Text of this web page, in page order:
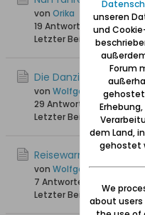
von Orika
19 Antworten
5.473 Hits0
Letzter Beitrag
Die Danziger
von Wolfgang
29 Antworten
36.471 Hits
Letzter Beitrag
Reisewarnung /
von Wolfgang
7 Antworten
Letzter Beitrag
unseren
und
Forum
gehostet
dem Land,
gehostet
We
about